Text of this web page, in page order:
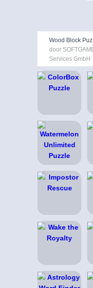
Wood Block
door
Services GmbH